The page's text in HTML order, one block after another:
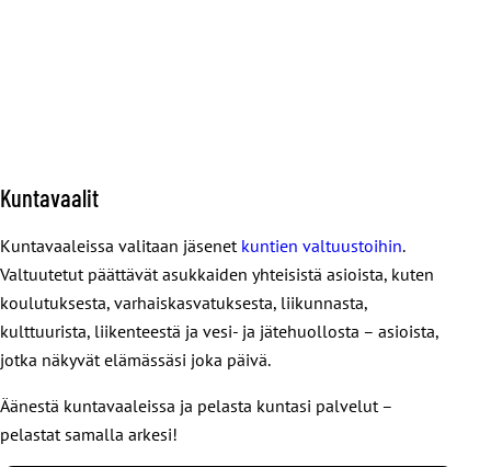
Kuntavaalit
Kuntavaaleissa valitaan jäsenet kuntien valtuustoihin.
Valtuutetut päättävät asukkaiden yhteisistä asioista, kuten
koulutuksesta, varhaiskasvatuksesta, liikunnasta,
kulttuurista, liikenteestä ja vesi- ja jätehuollosta – asioista,
jotka näkyvät elämässäsi joka päivä.
Äänestä kuntavaaleissa ja pelasta kuntasi palvelut –
pelastat samalla arkesi!